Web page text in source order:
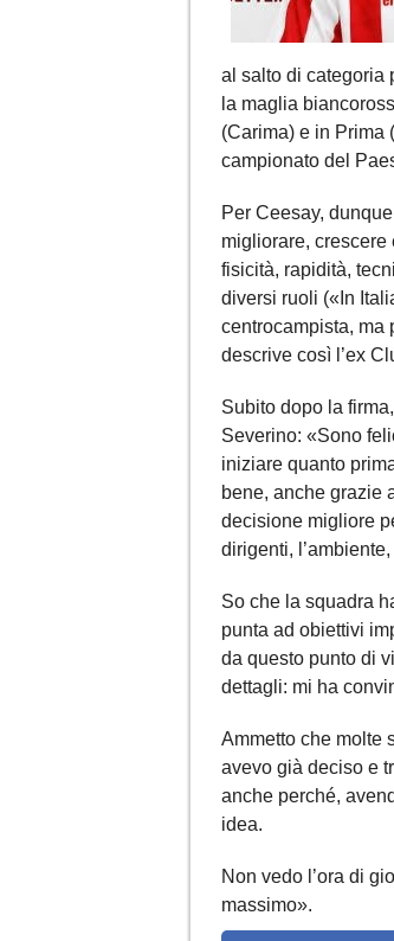
al salto di categoria
la maglia
(Carima) e in Prima
campionato del
Per Ceesay,
migliorare,
fisicità, rapidità,
diversi ruoli («In
centrocampista, ma
descrive così l’ex
Subito dopo la
Severino: «Sono
iniziare quanto
bene, anche grazie
decisione migliore
dirigenti,
So che la squadra
punta ad obiettivi
da questo punto di
dettagli: mi ha
Ammetto che molte
avevo già deciso e
anche perché,
idea.
Non vedo l’ora di
massimo».